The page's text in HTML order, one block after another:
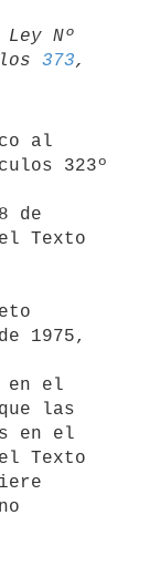
Nº
373,
al
323º
de
Texto
1975,
en el
las
en el
Texto